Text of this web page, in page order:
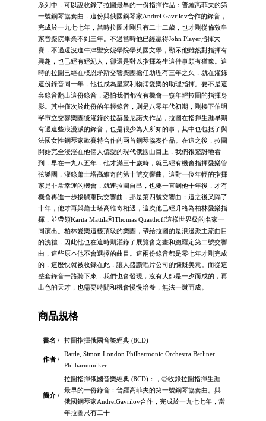
系列中，可以說收錄了拉圖最早的一份指揮作品：普羅高菲夫的第
一號鋼琴協奏曲，這份與俄國鋼琴家Andrei Gavrilov合作的錄音，
完成於一九七七年，當時拉圖才剛只有二十二歲，也才剛從倫敦皇
家音樂院畢業不到三年。不過當時他已經贏得John Player指揮大
賽，不過還沒進牛津聖安妮學院學英國文學，顯示他雖然對指揮有
興趣，也已經有經紀人，卻還是對以指揮為生這件事頗有猶豫。這
時的拉圖已經在樸恩矛斯交響樂團擔任助理有三年之久，就在灌錄
這份錄音同一年，他也成為皇家利物浦愛樂的助理指揮。要不是這
套錄音翻出這份錄音，恐怕我們都沒有機會一窺年輕拉圖的指揮身
影。其中僅次於此份的年輕錄音，則是八零年代初期，剛接下伯明
罕市立交響樂團後灌錄的拉赫曼尼諾夫作品，拉圖在指揮生涯早期
有過這些浪漫派的錄音，也是很少為人所知的事，其中也包括了與
法國女性鋼琴家歐賽特合作的兩首鋼琴協奏作品。在這之後，拉圖
開始完全浸淫在他個人偏愛的現代俄國曲目上，我們很驚訝地看
到，早在一九八五年，他才滿三十歲時，就已經有機會指揮愛樂管
弦樂團，灌錄蕭士塔高維奇的第十號交響曲。這對一位年輕的指揮
家是非常幸運的機會，就連拉圖自己，也要一直到他十年後，才有
機會再進一步接觸蕭氏交響曲，那是第四號交響曲；這之後又隔了
十年，他才再與蕭士塔高維奇相遇，這次他已經升格為柏林愛樂指
揮，並帶領Karita Mattila和Thomas Quasthoff這樣世界級的名家一
同演出。柏林愛樂這樣頂級的樂團，帶給拉圖的是浪漫派主流曲目
的洗禮，因此他也在這時期灌錄了展覽會之畫和鮑羅定第二號交響
曲，這些原本他不會選擇的曲目。這兩份錄音都是零七年才剛完成
的，這麼快就被收錄在此，讓人盛讚唱片公司的慷慨美意。而從這
整套錄音一路聽下來，我們也會發現，沒有大師是一夕而成的，再
出色的天才，也需要時間和機會慢慢培養，無法一蹴而成。
商品規格
書名 / 拉圖指揮俄國音樂經典 (8CD)
作者 /
Rattle, Simon London Philharmonic Orchestra Berliner
Philharmoniker
簡介 /
拉圖指揮俄國音樂經典 (8CD)：，◎收錄拉圖指揮生涯
最早的一份錄音：普羅高菲夫的第一號鋼琴協奏曲。與
俄國鋼琴家AndreiGavrilov合作，完成於一九七七年，當
年拉圖只有二十